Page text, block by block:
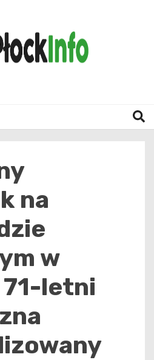
na
w
71-letni